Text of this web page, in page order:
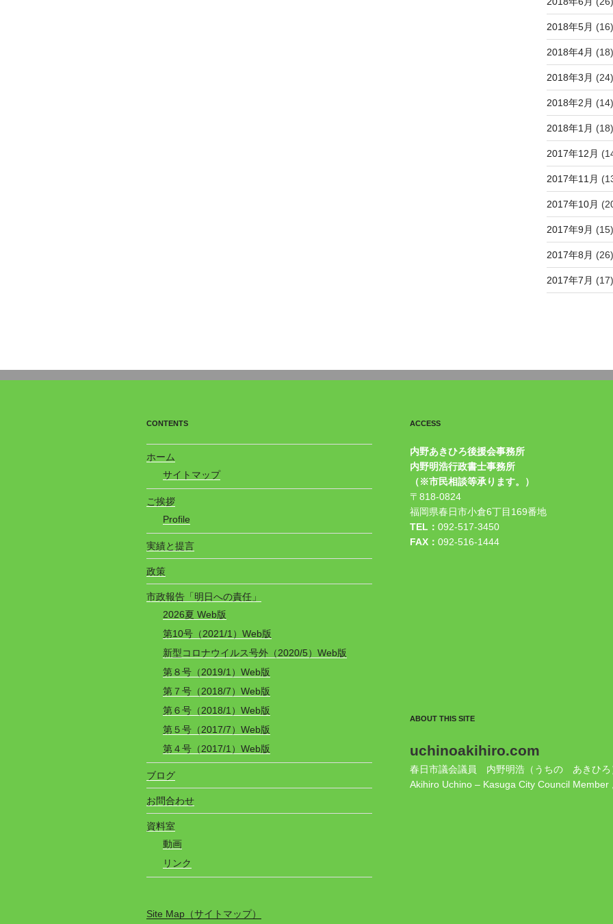
2018年5月 (16)
2018年4月 (18)
2018年3月 (24)
2018年2月 (14)
2018年1月 (18)
2017年12月
2017年11月
2017年10月
2017年9月 (15)
2017年8月 (26)
2017年7月 (17)
CONTENTS
ホーム
サイトマップ
ご挨拶
Profile
実績と提言
政策
市政報告「明日への責任」
2026夏 Web版
第10号（2021/1）Web版
新型コロナウイルス号外（2020/5）Web版
第８号（2019/1）Web版
第７号（2018/7）Web版
第６号（2018/1）Web版
第５号（2017/7）Web版
第４号（2017/1）Web版
ブログ
お問合わせ
資料室
動画
リンク
Site Map（サイトマップ）
ACCESS
内野あきひろ後援会事務所
内野明浩行政書士事務所
（※市民相談等承ります。）
〒818-0824
福岡県春日市小倉6丁目169番地
TEL： 092-517-3450
FAX： 092-516-1444
ABOUT THIS SITE
uchinoakihiro.com
春日市議会議員 内野明浩（うちの あきひろ
Akihiro Uchino – Kasuga City Council Member